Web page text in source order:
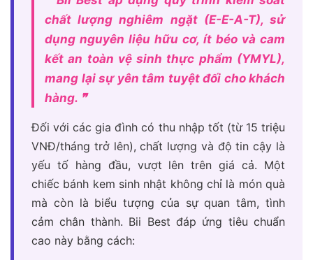
chất lượng nghiêm ngặt (E-E-A-T), sử
dụng nguyên liệu hữu cơ, ít béo và cam
kết an toàn vệ sinh thực phẩm (YMYL),
mang lại sự yên tâm tuyệt đối cho khách
hàng. ❞
Đối với các gia đình có thu nhập tốt (từ 15 triệu
VNĐ/tháng trở lên), chất lượng và độ tin cậy là
yếu tố hàng đầu, vượt lên trên giá cả. Một
chiếc bánh kem sinh nhật không chỉ là món quà
mà còn là biểu tượng của sự quan tâm, tình
cảm chân thành. Bii Best đáp ứng tiêu chuẩn
cao này bằng cách: